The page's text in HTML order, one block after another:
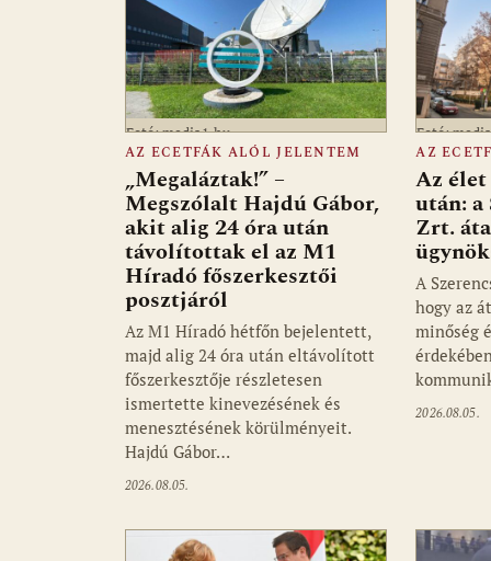
Fotó: media1.hu
AZ ECETFÁK ALÓL JELENTEM
„Megaláztak!” –
Megszólalt Hajdú Gábor,
akit alig 24 óra után
távolítottak el az M1
Híradó főszerkesztői
posztjáról
Az M1 Híradó hétfőn bejelentett,
majd alig 24 óra után eltávolított
főszerkesztője részletesen
ismertette kinevezésének és
menesztésének körülményeit.
Hajdú Gábor…
2026.08.05.
Fotó:
AZ
Az
után: a
Zrt.
A
hogy az
minőség
2026.08.05.